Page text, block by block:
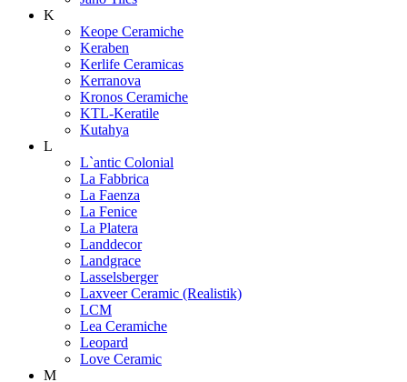
K
Keope Ceramiche
Keraben
Kerlife Ceramicas
Kerranova
Kronos Ceramiche
KTL-Keratile
Kutahya
L
L`antic Colonial
La Fabbrica
La Faenza
La Fenice
La Platera
Landdecor
Landgrace
Lasselsberger
Laxveer Ceramic (Realistik)
LCM
Lea Ceramiche
Leopard
Love Ceramic
M